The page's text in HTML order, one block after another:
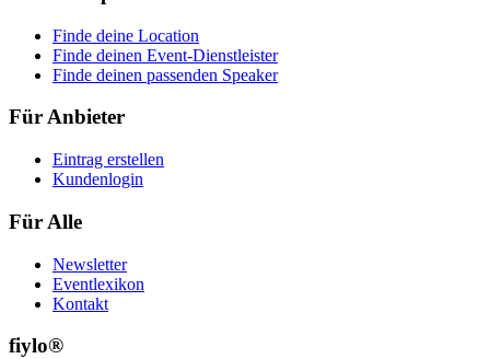
Finde deine Location
Finde deinen Event-Dienstleister
Finde deinen passenden Speaker
Für Anbieter
Eintrag erstellen
Kundenlogin
Für Alle
Newsletter
Eventlexikon
Kontakt
fiylo®